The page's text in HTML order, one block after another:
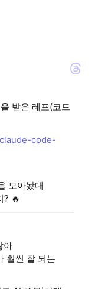
받은 레포(코드
code-
모아놨대
? 🔥
아
훨씬 잘 되는